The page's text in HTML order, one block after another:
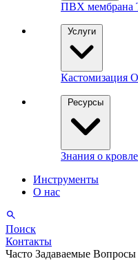
ПВХ мембрана
Услуги
Кастомизация
Ресурсы
Знания о кровле
Инструменты
О нас
Поиск
Контакты
Часто Задаваемые